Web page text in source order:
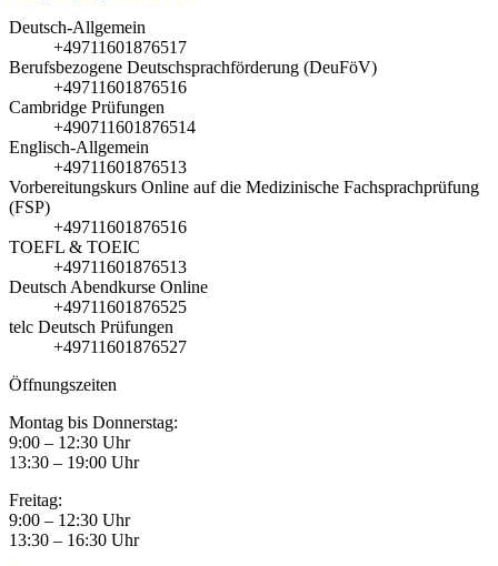
Deutsch-Allgemein
+49711601876517
Berufsbezogene Deutschsprachförderung (DeuFöV)
+49711601876516
Cambridge Prüfungen
+490711601876514
Englisch-Allgemein
+49711601876513
Vorbereitungskurs Online auf die Medizinische Fachsprachprüfung
(FSP)
+49711601876516
TOEFL & TOEIC
+49711601876513
Deutsch Abendkurse Online
+49711601876525
telc Deutsch Prüfungen
+49711601876527
Öffnungszeiten
Montag bis Donnerstag:
9:00 – 12:30 Uhr
13:30 – 19:00 Uhr
Freitag:
9:00 – 12:30 Uhr
13:30 – 16:30 Uhr